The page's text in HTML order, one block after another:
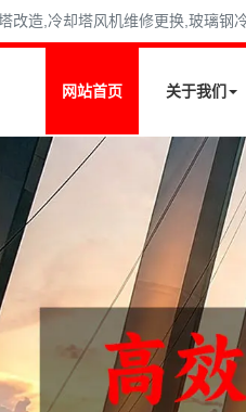
改造,冷却塔风机维修更换,玻璃
网站首页 关于我们